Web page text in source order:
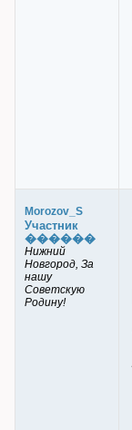
Morozov_S
Участник
������
Нижний
Новгород, За
нашу
Советскую
Родину!